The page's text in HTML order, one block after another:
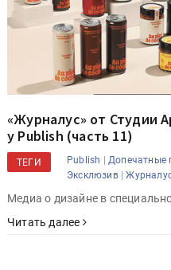
«Журналус» от Студии
у Publish (часть 11)
ТЕГИ Publish | Допечатные
Эксклюзив|
Медиа о дизайне в
Читать далее